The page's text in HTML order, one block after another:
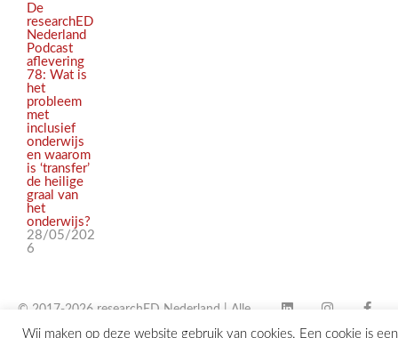
De
researchED
Nederland
Podcast
aflevering
78: Wat is
het
probleem
met
inclusief
onderwijs
en waarom
is ‘transfer’
de heilige
graal van
het
onderwijs?
28/05/202
6
© 2017-2026 researchED Nederland | Alle
Wij maken op deze website gebruik van cookies. Een cookie is een